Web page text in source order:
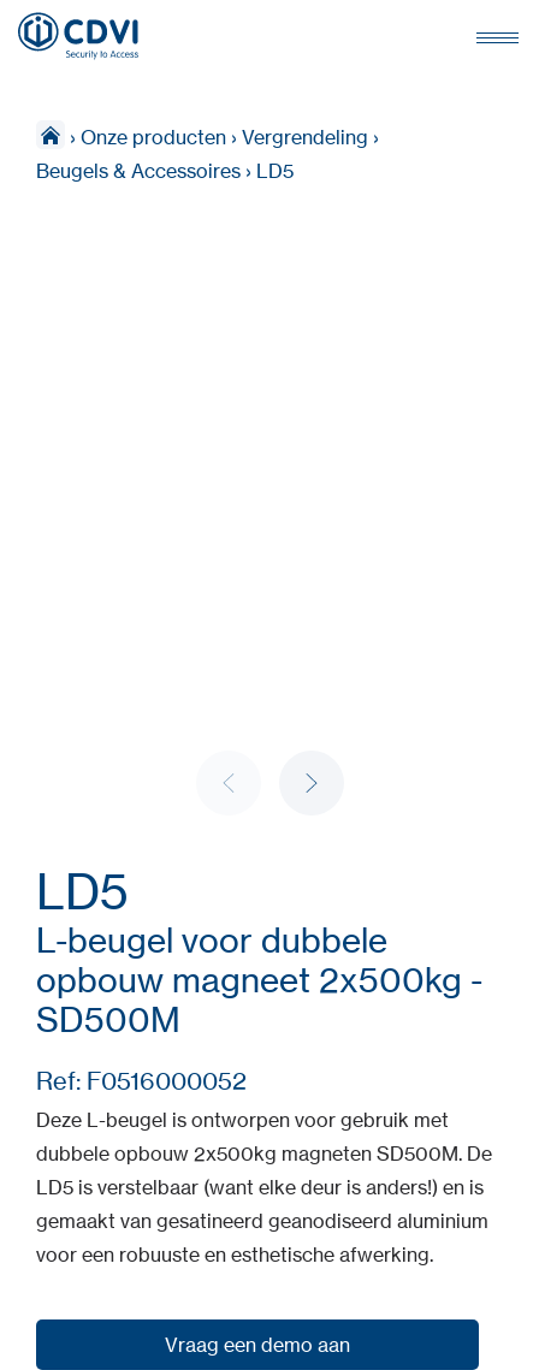
› Onze producten › Vergrendeling ›
Beugels & Accessoires › LD5
LD5
L-beugel voor dubbele
opbouw magneet 2x500kg -
SD500M
Ref: F0516000052
Deze L-beugel is ontworpen voor gebruik met
dubbele opbouw 2x500kg magneten SD500M. De
LD5 is verstelbaar (want elke deur is anders!) en is
gemaakt van gesatineerd geanodiseerd aluminium
voor een robuuste en esthetische afwerking.
Vraag een demo aan